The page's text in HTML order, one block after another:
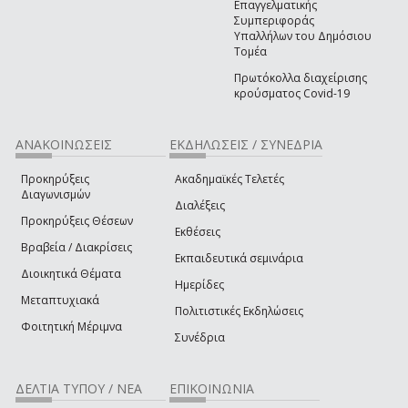
Επαγγελματικής
Συμπεριφοράς
Υπαλλήλων του Δημόσιου
Τομέα
Πρωτόκολλα διαχείρισης
κρούσματος Covid-19
ΑΝΑΚΟΙΝΩΣΕΙΣ
Προκηρύξεις
Διαγωνισμών
Προκηρύξεις Θέσεων
Βραβεία / Διακρίσεις
Διοικητικά Θέματα
Μεταπτυχιακά
Φοιτητική Μέριμνα
ΕΚΔΗΛΩΣΕΙΣ / ΣΥΝΕΔΡΙΑ
Ακαδημαϊκές Τελετές
Διαλέξεις
Εκθέσεις
Εκπαιδευτικά σεμινάρια
Ημερίδες
Πολιτιστικές Εκδηλώσεις
Συνέδρια
ΔΕΛΤΙΑ ΤΥΠΟΥ / ΝΕΑ ΕΠΙΚΟΙΝΩΝΙΑ